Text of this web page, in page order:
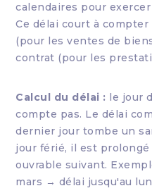
calendaires pour
Ce délai court à
(pour les ventes de
contrat (pour les
Calcul du délai : le jour
compte pas. Le délai
dernier jour tombe un
jour férié, il est
ouvrable suivant.
mars → délai jusqu'au